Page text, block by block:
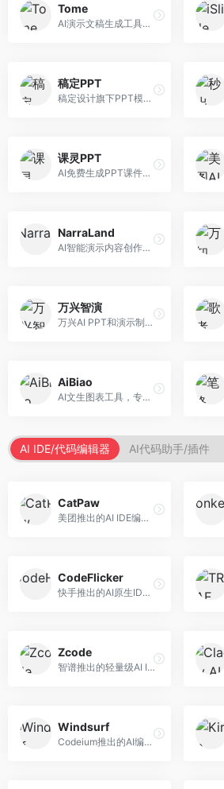
Tome
AI演示文稿生成工具，专注于故事化演示创作。面向创业者和营销人员，提供故事叙述、视觉设计、内容生成等服务，演示文稿叙事性强。
稿定PPT
稿定设计旗下PPT模板资源库，整合AI生成功能。面向设计师和职场人士，提供海量PPT模板、AI内容生成等服务，模板质量高。
课灵PPT
AI免费生成PPT课件平台，专注于教育场景。面向教师和教育工作者，提供课件生成、教学设计、模板选择等服务，教育适配性强。
NarraLand
AI智能演示内容创作平台，专注于叙事演示。面向内容创作者，提供故事创作、演示生成、动画设计等服务，演示内容生动有趣。
万兴智演
万兴AI PPT和演示制作软件，整合视频演示功能。面向职场人士和教育工作者，提供PPT生成、演示录制、视频制作等服务，演示功能完善。
AiBiao
AI文生图表工具，专注于数据可视化展示。面向数据分析师和职场人士，提供图表生成、数据可视化、PPT嵌入等服务，数据展示专业。
AI IDE/代码编辑器 AI代码助手/插件
CatPaw
美团推出的AI IDE编程工具，专注于本地开发生态。面向开发者，提供智能代码补全、代码生成、项目管理等服务，本地开发体验好。
CodeFlicker
快手推出的AI原生IDE，专注于短视频相关开发。面向快手生态开发者，提供代码生成、调试辅助等服务，与快手开发生态深度整合。
Zcode
智谱推出的轻量级AI IDE，基于GLM模型。面向开发者，提供智能代码补全、代码生成、错误检测等服务，中文编程支持好。
Windsurf
Codeium推出的AI编程工具，专注于代码智能辅助。面向开发者，提供代码补全、代码生成、代码解释等服务，多语言支持完善。